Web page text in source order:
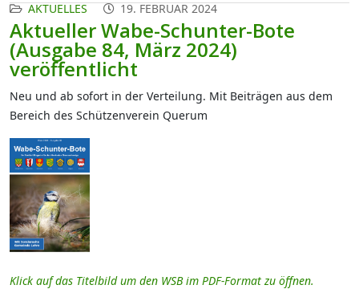
AKTUELLES 19. FEBRUAR 2024
Aktueller Wabe-Schunter-Bote
(Ausgabe 84, März 2024)
veröffentlicht
Neu und ab sofort in der Verteilung. Mit Beiträgen aus dem
Bereich des Schützenverein Querum
Klick auf das Titelbild um den WSB im PDF-Format zu öffnen.